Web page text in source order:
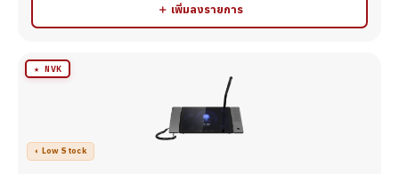
＋ เพิ่มลงรายการ
◐ Low Stock
★ NVK